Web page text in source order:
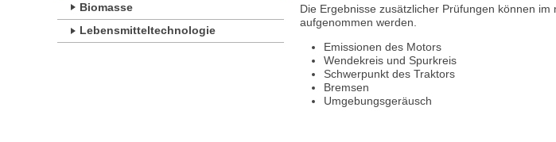
Biomasse
Lebensmitteltechnologie
Die Ergebnisse zusätzlicher Prüfungen können
aufgenommen werden.
Emissionen des Motors
Wendekreis und Spurkreis
Schwerpunkt des Traktors
Bremsen
Umgebungsgeräusch